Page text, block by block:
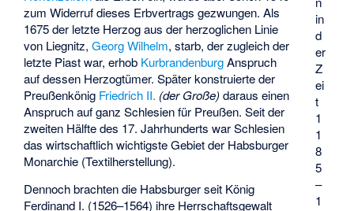
in
d
er
Z
ei
t
1
1
8
5
–
1
zum Widerruf dieses Erbvertrags gezwungen. Als
1675 der letzte Herzog aus der herzoglichen Linie
von Liegnitz,Georg Wilhelm, starb, der zugleich der
letzte Piast war, erhob KurbrandenburgAnspruch
auf dessen Herzogtümer. Später konstruierte der
Preußenkönig Friedrich II. (der Große)daraus einen
Anspruch auf ganz Schlesien für Preußen. Seit der
zweiten Hälfte des 17. Jahrhunderts war Schlesien
das wirtschaftlich wichtigste Gebiet der Habsburger
Monarchie (Textilherstellung).
Dennoch brachten die Habsburger seit König
Ferdinand I. (1526–1564) ihre Herrschaftsgewalt